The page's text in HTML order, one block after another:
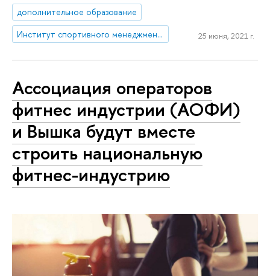
дополнительное образование
Институт спортивного менеджмента и права
25 июня, 2021 г.
Ассоциация операторов
фитнес индустрии (АОФИ)
и Вышка будут вместе
строить национальную
фитнес-индустрию